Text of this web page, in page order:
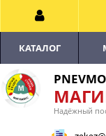
Надёжный
КАТАЛОГ